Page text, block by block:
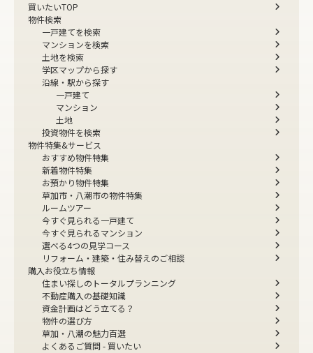
買いたいTOP
物件検索
一戸建てを検索
マンションを検索
土地を検索
学区マップから探す
沿線・駅から探す
一戸建て
マンション
土地
投資物件を検索
物件特集&サービス
おすすめ物件特集
新着物件特集
お預かり物件特集
草加市・八潮市の物件特集
ルームツアー
今すぐ見られる一戸建て
今すぐ見られるマンション
選べる4つの見学コース
リフォーム・建築・住み替えのご相談
購入お役立ち情報
住まい探しのトータルプランニング
不動産購入の基礎知識
資金計画はどう立てる？
物件の選び方
草加・八潮の魅力百選
よくあるご質問 - 買いたい